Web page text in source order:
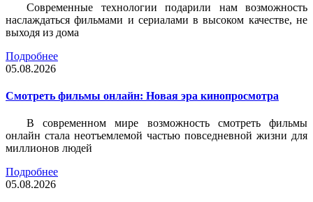
Современные технологии подарили нам возможность
наслаждаться фильмами и сериалами в высоком качестве, не
выходя из дома
Подробнее
05.08.2026
Смотреть фильмы онлайн: Новая эра кинопросмотра
В современном мире возможность смотреть фильмы
онлайн стала неотъемлемой частью повседневной жизни для
миллионов людей
Подробнее
05.08.2026